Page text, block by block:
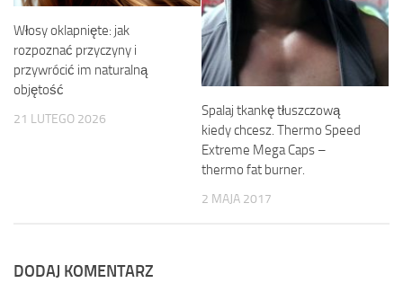
Włosy oklapnięte: jak
rozpoznać przyczyny i
przywrócić im naturalną
objętość
21 LUTEGO 2026
Spalaj tkankę tłuszczową
kiedy chcesz. Thermo Speed
Extreme Mega Caps –
thermo fat burner.
2 MAJA 2017
DODAJ KOMENTARZ